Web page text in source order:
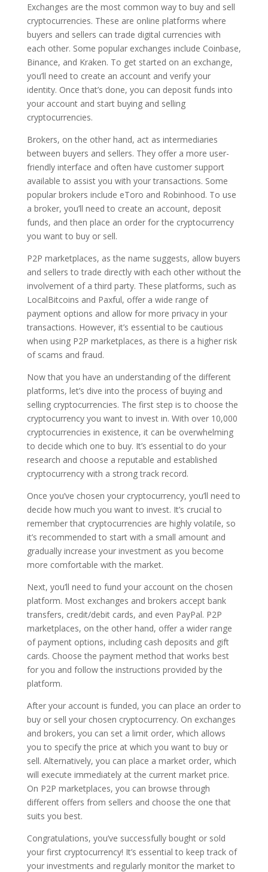
Exchanges are the most common way to buy and sell
cryptocurrencies. These are online platforms where
buyers and sellers can trade digital currencies with
each other. Some popular exchanges include Coinbase,
Binance, and Kraken. To get started on an exchange,
you’ll need to create an account and verify your
identity. Once that’s done, you can deposit funds into
your account and start buying and selling
cryptocurrencies.
Brokers, on the other hand, act as intermediaries
between buyers and sellers. They offer a more user-
friendly interface and often have customer support
available to assist you with your transactions. Some
popular brokers include eToro and Robinhood. To use
a broker, you’ll need to create an account, deposit
funds, and then place an order for the cryptocurrency
you want to buy or sell.
P2P marketplaces, as the name suggests, allow buyers
and sellers to trade directly with each other without the
involvement of a third party. These platforms, such as
LocalBitcoins and Paxful, offer a wide range of
payment options and allow for more privacy in your
transactions. However, it’s essential to be cautious
when using P2P marketplaces, as there is a higher risk
of scams and fraud.
Now that you have an understanding of the different
platforms, let’s dive into the process of buying and
selling cryptocurrencies. The first step is to choose the
cryptocurrency you want to invest in. With over 10,000
cryptocurrencies in existence, it can be overwhelming
to decide which one to buy. It’s essential to do your
research and choose a reputable and established
cryptocurrency with a strong track record.
Once you’ve chosen your cryptocurrency, you’ll need to
decide how much you want to invest. It’s crucial to
remember that cryptocurrencies are highly volatile, so
it’s recommended to start with a small amount and
gradually increase your investment as you become
more comfortable with the market.
Next, you’ll need to fund your account on the chosen
platform. Most exchanges and brokers accept bank
transfers, credit/debit cards, and even PayPal. P2P
marketplaces, on the other hand, offer a wider range
of payment options, including cash deposits and gift
cards. Choose the payment method that works best
for you and follow the instructions provided by the
platform.
After your account is funded, you can place an order to
buy or sell your chosen cryptocurrency. On exchanges
and brokers, you can set a limit order, which allows
you to specify the price at which you want to buy or
sell. Alternatively, you can place a market order, which
will execute immediately at the current market price.
On P2P marketplaces, you can browse through
different offers from sellers and choose the one that
suits you best.
Congratulations, you’ve successfully bought or sold
your first cryptocurrency! It’s essential to keep track of
your investments and regularly monitor the market to